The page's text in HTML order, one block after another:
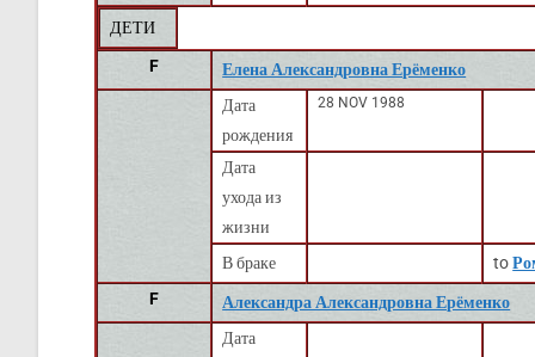
ДЕТИ
F
Елена Александровна Ерёменко
Дата
рождения
28 NOV 1988
Дата
ухода из
жизни
В браке
to
F
Александра Александровна Ерёменко
Дата